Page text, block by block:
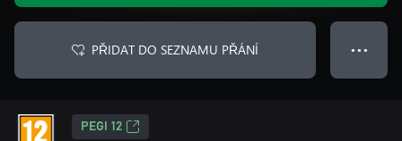
PŘIDAT DO SEZNAMU PŘÁNÍ ● ● ●
PEGI 12